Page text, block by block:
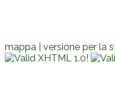
mappa versione per la